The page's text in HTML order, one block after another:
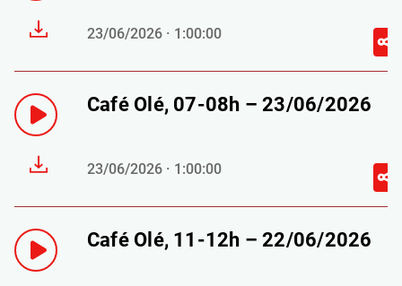
23/06/2026 · 1:00:00
Café Olé, 07-08h – 23/06/2026
23/06/2026 · 1:00:00
Café Olé, 11-12h – 22/06/2026